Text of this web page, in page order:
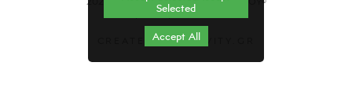
Όροι & Προϋποθέσεις
CREATED BY GRAVITY.GR
Selected
Accept All